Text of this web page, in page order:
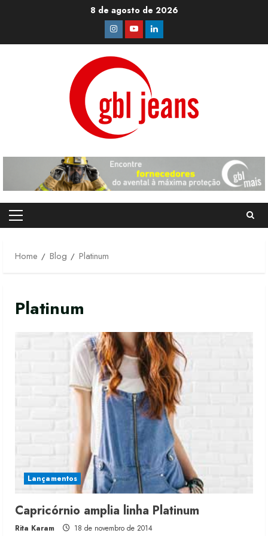
8 de agosto de 2026
Instagram
YoutubeLinkedin
Primary
Home
Blog Platinum
Platinum
Lançamentos
Capricórnio amplia linha Platinum
Rita Karam 18 de novembro de 2014
Moda vende US$63,7 bilhões em
produtos licenciados
6 de agosto de 2026